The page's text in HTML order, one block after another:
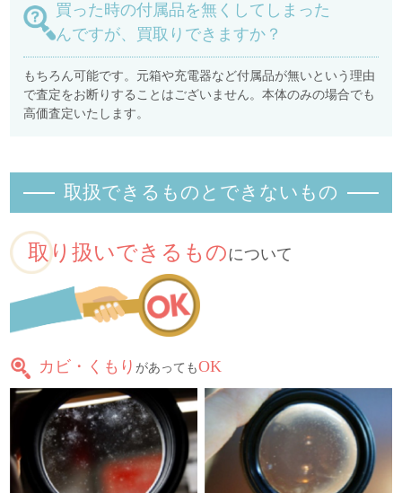
買った時の付属品を無くしてしまった
んですが、買取りできますか？
もちろん可能です。元箱や充電器など付属品が無いという理由
で査定をお断りすることはございません。本体のみの場合でも
高価査定いたします。
取扱できるものとできないもの
取り扱いできるものについて
カビ・くもり があってもOK